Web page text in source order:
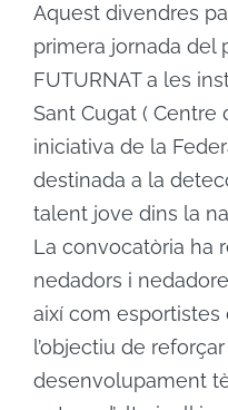
Aquest divendres
primera jornada del
FUTURNAT a les
Sant Cugat ( Centre
iniciativa de la
destinada a la
talent jove dins la
La convocatòria ha
nedadors i
així com esportistes
l’objectiu de
desenvolupament